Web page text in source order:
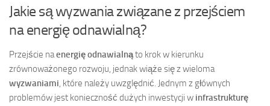
Jakie są wyzwania związane z przejściem
na energię odnawialną?
Przejście naenergię odnawialnąto krok w kierunku
zrównoważonego rozwoju, jednak wiąże się z wieloma
wyzwaniami, które należy uwzględnić. Jednym z głównych
problemów jest konieczność dużych inwestycji w infrastrukturę